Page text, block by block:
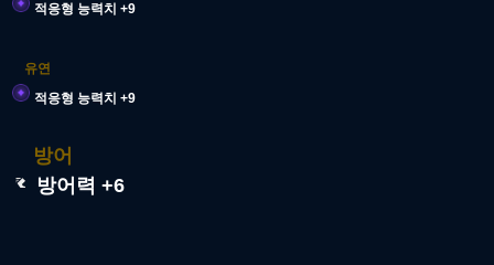
적응형 능력치 +9
유연
적응형 능력치 +9
방어
방어력 +6